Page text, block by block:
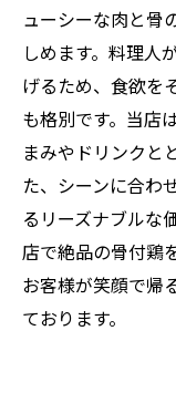
ューシーな肉と骨
しめます。料理人
げるため、食欲を
も格別です。当店
まみやドリンクと
た、シーンに合わ
るリーズナブルな
店で絶品の骨付鶏
お客様が笑顔で帰
ております。